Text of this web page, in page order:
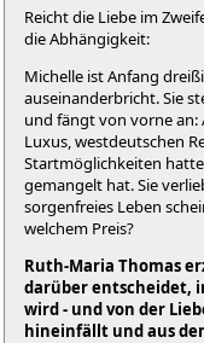
Reicht die Liebe im
die Abhängigkeit:
Michelle ist Anfang
auseinanderbricht. Sie
und fängt von vorne an:
Luxus, westdeutschen
Startmöglichkeiten
gemangelt hat. Sie
sorgenfreies Leben
welchem Preis?
Ruth-Maria Thomas
darüber entscheidet,
wird - und von der
hineinfällt und aus